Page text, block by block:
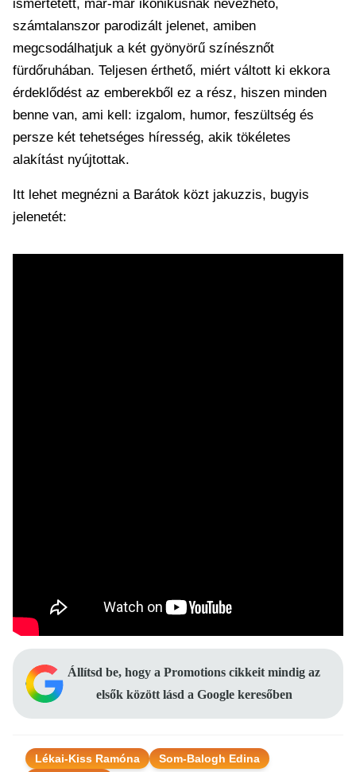
ismertetett, már-már ikonikusnak nevezhető,
számtalanszor parodizált jelenet, amiben
megcsodálhatjuk a két gyönyörű színésznőt
fürdőruhában. Teljesen érthető, miért váltott ki ekkora
érdeklődést az emberekből ez a rész, hiszen minden
benne van, ami kell: izgalom, humor, feszültség és
persze két tehetséges híresség, akik tökéletes
alakítást nyújtottak.
Itt lehet megnézni a Barátok közt jakuzzis, bugyis
jelenetét:
Állítsd be, hogy a Promotions cikkeit mindig az
elsők között lásd a Google keresőben
Lékai-Kiss Ramóna
Som-Balogh Edina